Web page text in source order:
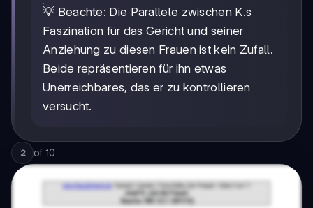
💡 Beachte: Die Parallele zwischen K.s
Faszination für das Gericht und seiner
Anziehung zu diesen Frauen ist kein Zufall.
Beide repräsentieren für ihn etwas
Unerreichbares, das er zu kontrollieren
versucht.
2 of 10